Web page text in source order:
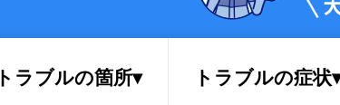
トラブルの箇所▾ トラブルの症状